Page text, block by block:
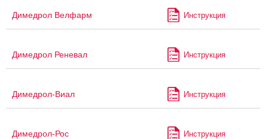
Димедрол Велфарм Инструкция
Димедрол Реневал Инструкция
Димедрол-Виал Инструкция
Димедрол-Рос Инструкция